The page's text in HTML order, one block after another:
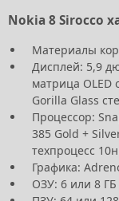
Nokia 8 Sirocco
Материалы
Дисплей: 5,9
матрица OLED
Gorilla Glass
Процессор:
385 Gold +
техпроцесс
Графика:
ОЗУ: 6 или 8 ГБ